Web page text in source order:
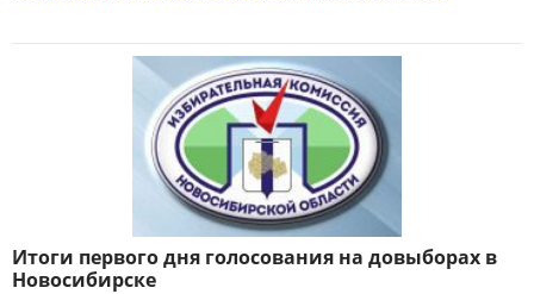
Итоги первого дня голосования на довыборах в
Новосибирске